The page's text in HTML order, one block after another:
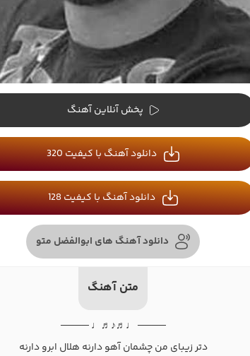
پخش آنلاین آهنگ
دانلود آهنگ با کیفیت 320
دانلود آهنگ با کیفیت 128
دانلود آهنگ های ابوالفضل متو
متن آهنگ
──── ♩♬♪♬♩ ────
دتر زیبای من چشمان آهو دارنه هلال ابرو دارنه